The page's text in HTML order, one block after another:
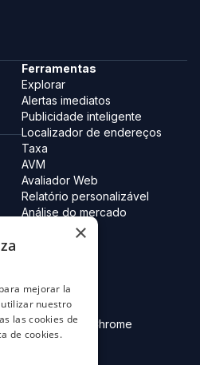
Ferramentas
Explorar
Alertas imediatos
Publicidade inteligente
Localizador de endereços
Taxa
AVM
Avaliador Web
Relatório personalizável
Análise do mercado
Lystos AI
Agentes IA
Extensão do Chrome
Nota simples
×
mejorar la
nuestro
las cookies de
de cookies.